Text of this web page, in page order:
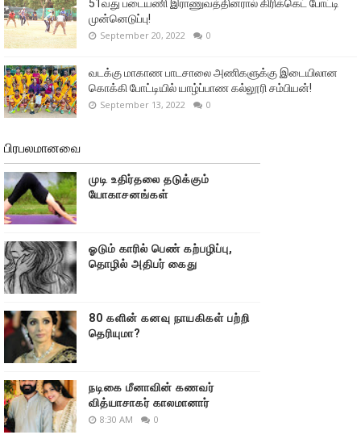
51வது படையணி இராணுவத்தினரால் கிரிக்கெட் போட்டி
முன்னெடுப்பு!
September 20, 2022 0
வடக்கு மாகாண பாடசாலை அணிகளுக்கு இடையிலான
கொக்கி போட்டியில் யாழ்ப்பாண கல்லூரி சம்பியன்!
September 13, 2022 0
பிரபலமானவை
முடி உதிர்தலை தடுக்கும்
யோகாசனங்கள்
ஓடும் காரில் பெண் கற்பழிப்பு,
தொழில் அதிபர் கைது
80 களின் கனவு நாயகிகள் பற்றி
தெரியுமா?
நடிகை மீனாவின் கணவர்
வித்யாசாகர் காலமானார்
8:30 AM 0